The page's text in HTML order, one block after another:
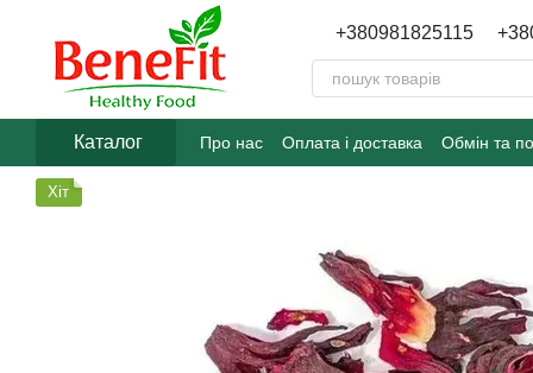
Перейти до основного контенту
+380981825115
Каталог Про нас Оплата і доставка Обмін та
Хіт